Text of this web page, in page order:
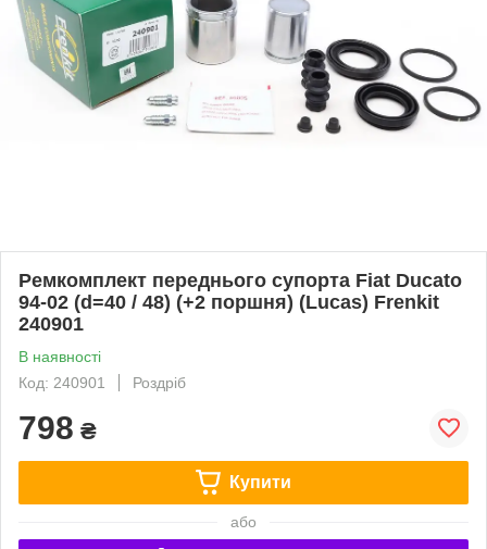
Ремкомплект переднього супорта Fiat Ducato
94-02 (d=40 / 48) (+2 поршня) (Lucas) Frenkit
240901
В наявності
Код: 240901
Роздріб
798 ₴
Купити
або